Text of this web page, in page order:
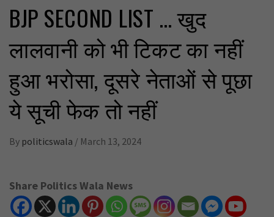
BJP SECOND LIST … खुद
लालवानी को भी टिकट का नहीं
हुआ भरोसा, दूसरे नेताओं से पूछा
ये सूची फेक तो नहीं
By politicswala / March 13, 2024
Share Politics Wala News